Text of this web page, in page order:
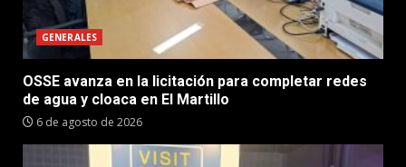
GENERALES
OSSE avanza en la licitación para completar redes
de agua y cloaca en El Martillo
6 de agosto de 2026